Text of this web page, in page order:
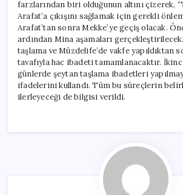
farzlarından biri olduğunun altını çizerek,
Arafat’a çıkışını sağlamak için gerekli
Arafat’tan sonra Mekke’ye geçiş olacak.
ardından Mina aşamaları
taşlama ve Müzdelife’de vakfe yapıldıktan
tavafıyla hac ibadeti tamamlanacaktır.
günlerde şeytan taşlama ibadetleri
ifadelerini kullandı. Tüm bu süreçlerin
ilerleyeceği de bilgisi verildi.